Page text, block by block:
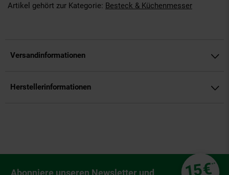
Artikel gehört zur Kategorie: Besteck & Küchenmesser
Versandinformationen
Herstellerinformationen
Newsletter Anmeldung
Abonniere unseren Newsletter und
15€**